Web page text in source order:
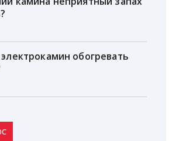
обогревать